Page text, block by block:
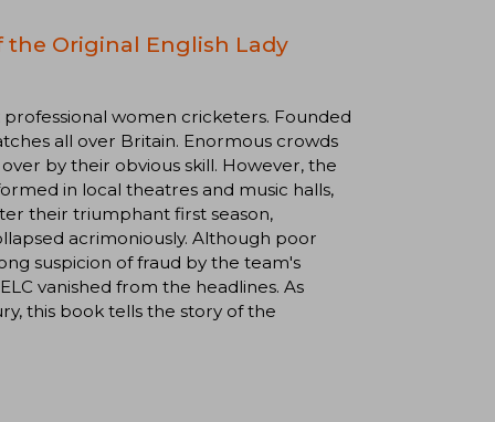
the Original English Lady
women cricketers. Founded
all over Britain. Enormous crowds
by their obvious skill. However, the
in local theatres and music halls,
their triumphant first season,
acrimoniously. Although poor
suspicion of fraud by the team's
vanished from the headlines. As
this book tells the story of the